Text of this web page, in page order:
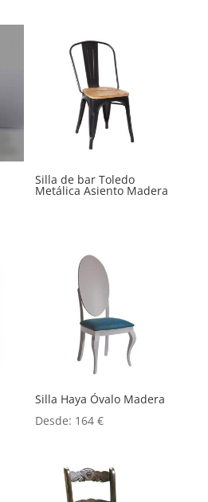
Silla de bar Toledo
Metálica Asiento Madera
Silla Haya Óvalo Madera
Desde: 164€